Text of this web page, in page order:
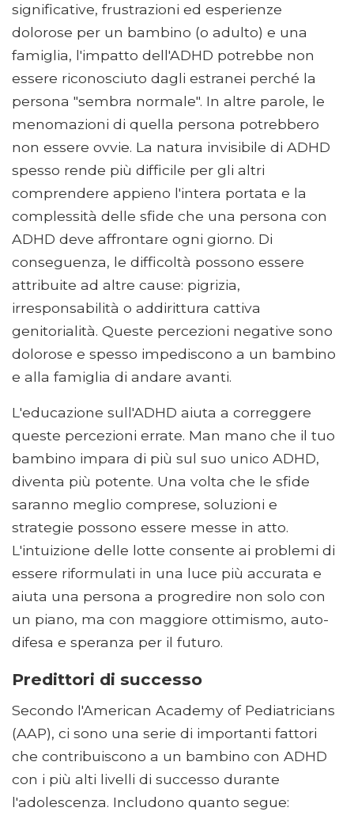
significative, frustrazioni ed esperienze
dolorose per un bambino (o adulto) e una
famiglia, l'impatto dell'ADHD potrebbe non
essere riconosciuto dagli estranei perché la
persona "sembra normale". In altre parole, le
menomazioni di quella persona potrebbero
non essere ovvie. La natura invisibile di ADHD
spesso rende più difficile per gli altri
comprendere appieno l'intera portata e la
complessità delle sfide che una persona con
ADHD deve affrontare ogni giorno. Di
conseguenza, le difficoltà possono essere
attribuite ad altre cause: pigrizia,
irresponsabilità o addirittura cattiva
genitorialità. Queste percezioni negative sono
dolorose e spesso impediscono a un bambino
e alla famiglia di andare avanti.
L'educazione sull'ADHD aiuta a correggere
queste percezioni errate. Man mano che il tuo
bambino impara di più sul suo unico ADHD,
diventa più potente. Una volta che le sfide
saranno meglio comprese, soluzioni e
strategie possono essere messe in atto.
L'intuizione delle lotte consente ai problemi di
essere riformulati in una luce più accurata e
aiuta una persona a progredire non solo con
un piano, ma con maggiore ottimismo, auto-
difesa e speranza per il futuro.
Predittori di successo
Secondo l'American Academy of Pediatricians
(AAP), ci sono una serie di importanti fattori
che contribuiscono a un bambino con ADHD
con i più alti livelli di successo durante
l'adolescenza. Includono quanto segue: